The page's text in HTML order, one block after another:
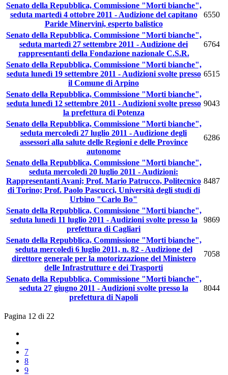
Senato della Repubblica, Commissione "Morti bianche",
seduta martedì 4 ottobre 2011 - Audizione del capitano
Paride Minervini, esperto balistico
6550
Senato della Repubblica, Commissione "Morti bianche",
seduta martedì 27 settembre 2011 - Audizione dei
rappresentanti della Fondazione nazionale C.S.R.
6764
Senato della Repubblica, Commissione "Morti bianche",
seduta lunedì 19 settembre 2011 - Audizioni svolte presso
il Comune di Arpino
6515
Senato della Repubblica, Commissione "Morti bianche",
seduta lunedì 12 settembre 2011 - Audizioni svolte presso
la prefettura di Potenza
9043
Senato della Repubblica, Commissione "Morti bianche",
seduta mercoledì 27 luglio 2011 - Audizione degli
assessori alla salute delle Regioni e delle Province
autonome
6286
Senato della Repubblica, Commissione "Morti bianche",
seduta mercoledì 20 luglio 2011 - Audizioni:
Rappresentanti Avani; Prof. Mario Patrucco, Politecnico
di Torino; Prof. Paolo Pascucci, Università degli studi di
Urbino "Carlo Bo"
8487
Senato della Repubblica, Commissione "Morti bianche",
seduta lunedì 11 luglio 2011 - Audizioni svolte presso la
prefettura di Cagliari
9869
Senato della Repubblica, Commissione "Morti bianche",
seduta mercoledì 6 luglio 2011, n. 82 - Audizione del
direttore generale per la motorizzazione del Ministero
delle Infrastrutture e dei Trasporti
7058
Senato della Repubblica, Commissione "Morti bianche",
seduta 27 giugno 2011 - Audizioni svolte presso la
prefettura di Napoli
8044
Pagina 12 di 22
7
8
9